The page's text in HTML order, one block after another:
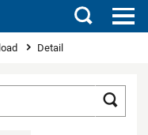
Suchen
Detail